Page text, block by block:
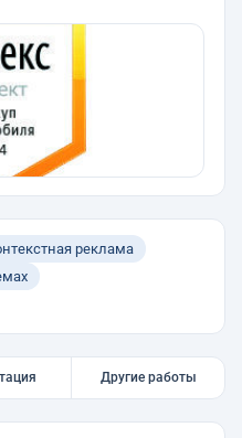
реклама
Другие работы